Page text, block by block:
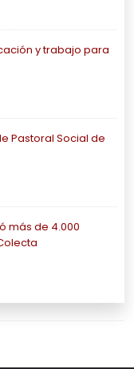
y trabajo para
Pastoral Social de
más de 4.000